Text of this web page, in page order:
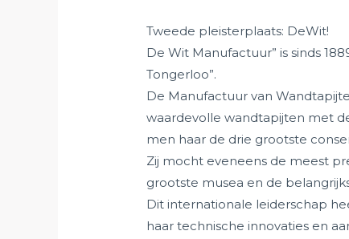
Tweede pleisterplaats: DeWit!
De Wit Manufactuur” is sinds
Tongerloo”.
De Manufactuur van
waardevolle wandtapijten met
men haar de drie grootste
Zij mocht eveneens de meest
grootste musea en de
Dit internationale leiderschap
haar technische innovaties en